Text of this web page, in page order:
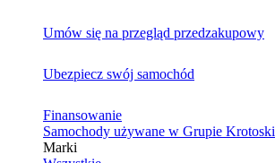
Umów się na przegląd przedzakupowy
Ubezpiecz swój samochód
Finansowanie
Samochody używane w Grupie Krotoski
Marki